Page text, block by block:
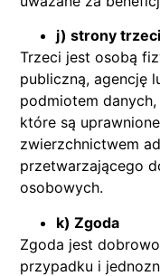
j) strony
Trzeci jest osobą
publiczną, agencję
podmiotem
które są
zwierzchnictwem
przetwarzającego
osobowych.
k) Zgoda
Zgoda jest
przypadku i